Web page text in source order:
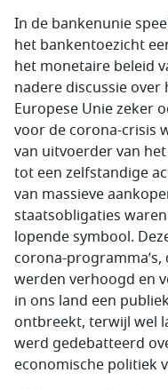
In de bankenunie
het bankentoezicht
het monetaire beleid
nadere discussie
Europese Unie zeker
voor de corona-crisis
van uitvoerder van
tot een zelfstandige
van massieve
staatsobligaties
lopende symbool.
corona-
werden verhoogd en
in ons land een
ontbreekt, terwijl wel
werd gedebatteerd
economische politiek